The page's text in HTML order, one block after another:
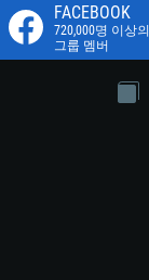
FACEBOOK
720,000명 이상의
그룹 멤버